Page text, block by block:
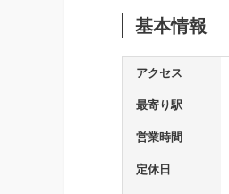
基本情報
アクセス
最寄り駅
営業時間
定休日